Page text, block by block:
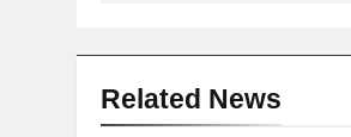
Related News